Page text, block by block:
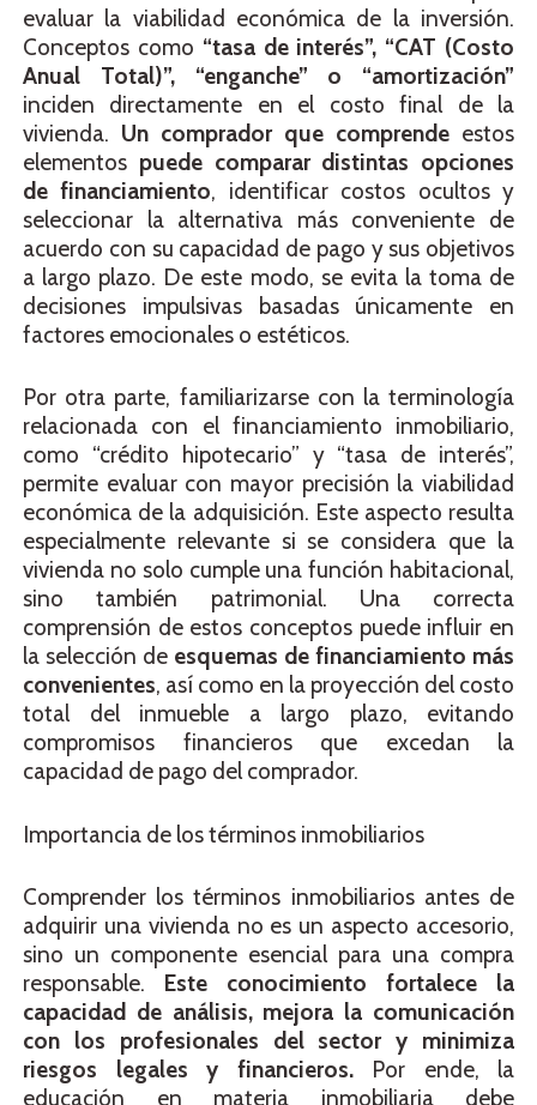
evaluar la viabilidad económica de la inversión.
Conceptos como “tasa de interés”, “CAT (Costo
Anual Total)”, “enganche” o “amortización”
inciden directamente en el costo final de la
vivienda. Un comprador que comprende estos
elementos puede comparar distintas opciones
de financiamiento, identificar costos ocultos y
seleccionar la alternativa más conveniente de
acuerdo con su capacidad de pago y sus objetivos
a largo plazo. De este modo, se evita la toma de
decisiones impulsivas basadas únicamente en
factores emocionales o estéticos.
Por otra parte, familiarizarse con la terminología
relacionada con el financiamiento inmobiliario,
como “crédito hipotecario” y “tasa de interés”,
permite evaluar con mayor precisión la viabilidad
económica de la adquisición. Este aspecto resulta
especialmente relevante si se considera que la
vivienda no solo cumple una función habitacional,
sino también patrimonial. Una correcta
comprensión de estos conceptos puede influir en
la selección de esquemas de financiamiento más
convenientes, así como en la proyección del costo
total del inmueble a largo plazo, evitando
compromisos financieros que excedan la
capacidad de pago del comprador.
Importancia de los términos inmobiliarios
Comprender los términos inmobiliarios antes de
adquirir una vivienda no es un aspecto accesorio,
sino un componente esencial para una compra
responsable. Este conocimiento fortalece la
capacidad de análisis, mejora la comunicación
con los profesionales del sector y minimiza
riesgos legales y financieros. Por ende, la
educación en materia inmobiliaria debe